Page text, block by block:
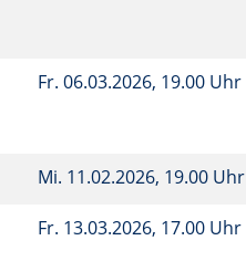
Fr. 06.03.2026, 19.00 Uhr
Mi. 11.02.2026, 19.00 Uhr
Fr. 13.03.2026, 17.00 Uhr